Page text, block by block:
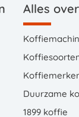
Alles
Duurzame
1899 koffie